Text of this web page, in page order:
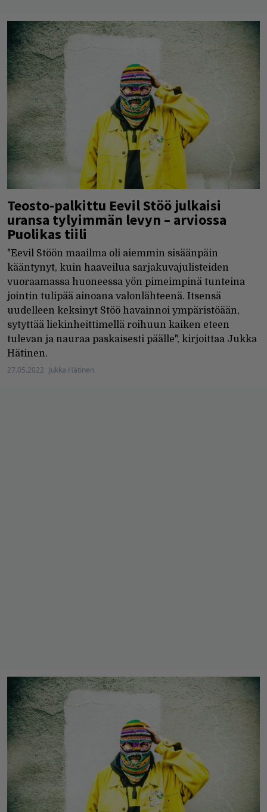
Teosto-palkittu Eevil Stöö julkaisi
uransa tylyimmän levyn – arviossa
Puolikas tiili
"Eevil Stöön maailma oli aiemmin sisäänpäin
kääntynyt, kuin haaveilua sarjakuvajulisteiden
vuoraamassa huoneessa yön pimeimpinä tunteina
jointin tulipää ainoana valonlähteenä. Itsensä
uudelleen keksinyt Stöö havainnoi ympäristöään,
sytyttää liekinheittimellä roihuun kaiken eteen
tulevan ja nauraa paskaisesti päälle", kirjoittaa Jukka
Hätinen.
27.05.2022 Jukka Hätinen